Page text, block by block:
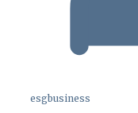
esgbusiness